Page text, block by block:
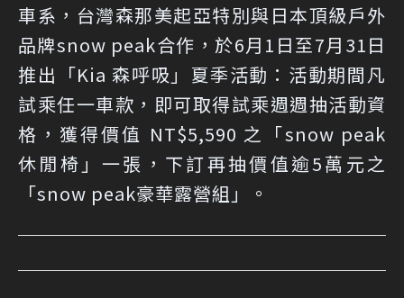
車系，台灣森那美起亞特別與日本頂級戶外
品牌snow peak合作，於6月1日至7月31日
推出「Kia 森呼吸」夏季活動：活動期間凡
試乘任一車款，即可取得試乘週週抽活動資
格，獲得價值 NT$5,590 之「snow peak
休閒椅」一張，下訂再抽價值逾5萬元之
「snow peak豪華露營組」。